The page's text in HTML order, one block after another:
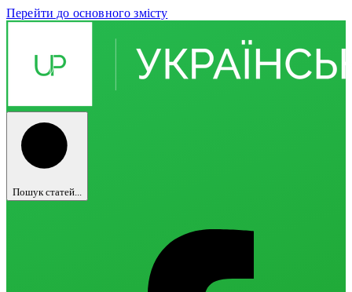
Перейти до основного змісту
Пошук статей...